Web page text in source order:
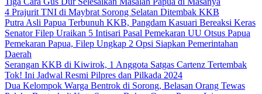
4 Prajurit TNI di Maybrat Sorong Selatan Ditembak KKB
Putra Asli Papua Terbunuh KKB, Pangdam Kasuari Bereaksi Keras
Senator Filep Uraikan 5 Intisari Pasal Pemekaran UU Otsus Papua
Pemekaran Papua, Filep Ungkap 2 Opsi Siapkan Pemerintahan
Daerah
Serangan KKB di Kiwirok, 1 Anggota Satgas Cartenz Tertembak
Tok! Ini Jadwal Resmi Pilpres dan Pilkada 2024
Dua Kelompok Warga Bentrok di Sorong, Belasan Orang Tewas